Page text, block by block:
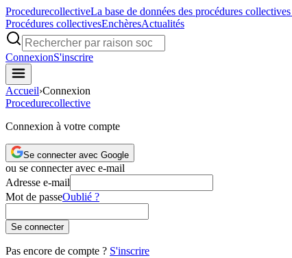
ProcedurecollectiveLa base de données des procédures
Procédures collectivesEnchèresActualités
ConnexionS'inscrire
Accueil›Connexion
Procedurecollective
Connexion à votre compte
Se connecter avec Google
ou se connecter avec e-mail
Adresse e-mail
Mot de passeOublié ?
Se connecter
Pas encore de compte ? S'inscrire